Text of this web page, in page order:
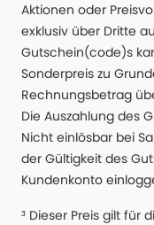
Aktionen oder
exklusiv über Dritte
Gutschein(code)s
Sonderpreis zu
Rechnungsbetrag
Die Auszahlung des
Nicht einlösbar bei
der Gültigkeit des
Kundenkonto
³ Dieser Preis gilt für